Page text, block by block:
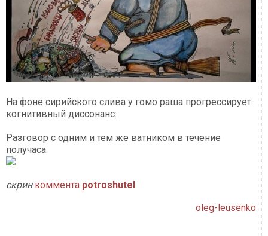
На фоне сирийского слива у гомо раша прогрессирует
когнитивный диссонанс:
Разговор с одним и тем же ватником в течение
получаса.
скрин коммента potroshutel
oleg-leusenko